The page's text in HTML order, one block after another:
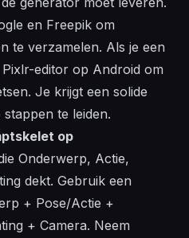
en Freepik om
te verzamelen. Als je een
editor op Android om
Je krijgt een solide
te leiden.
op
Onderwerp, Actie,
dekt. Gebruik een
+ Pose/Actie +
+ Camera. Neem